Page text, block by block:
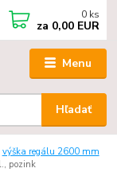
Menu
Hľadať
0 ks
za 0,00 EUR
výška regálu 2600 mm
pozink